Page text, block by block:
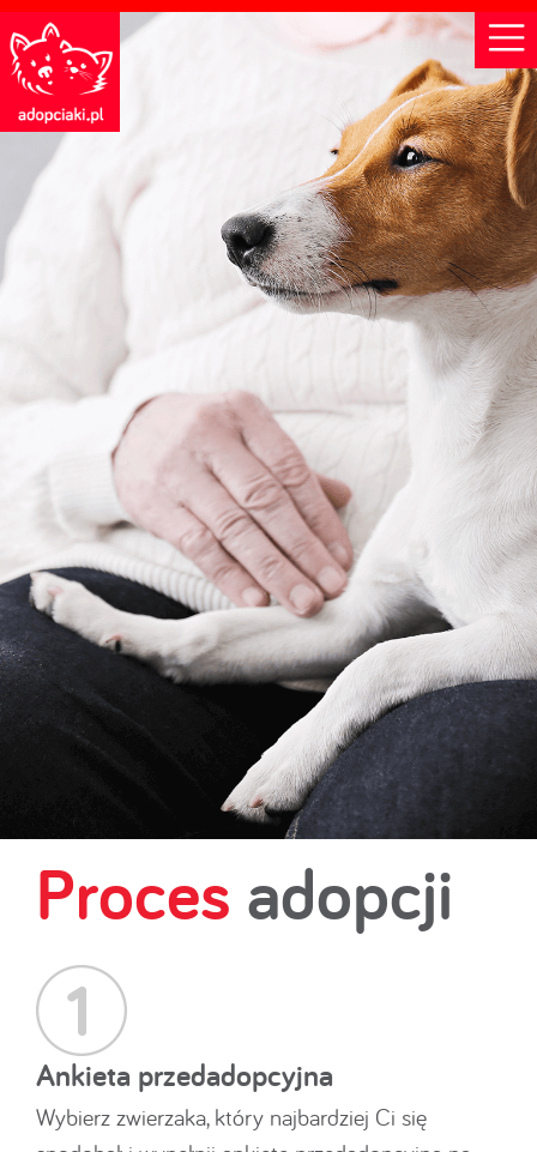
Proces adopcji
Ankieta przedadopcyjna
Wybierz zwierzaka, który najbardziej Ci się